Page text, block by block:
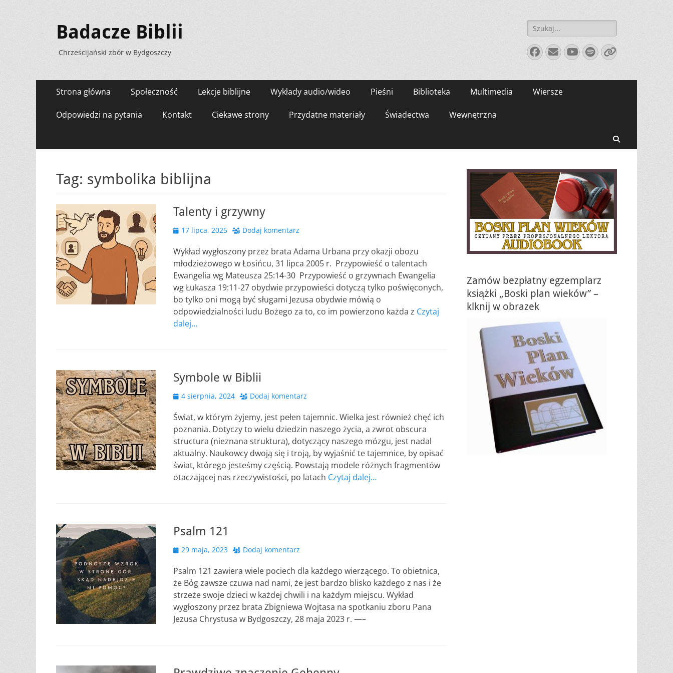
Badacze Biblii
Chrześcijański zbór w Bydgoszczy
Szukaj:
Facebook
E-
mail
YouTube
Spotify
Link
Menu
zawartości
Strona główna Społeczność Lekcje biblijne Wykłady audio/wideo Pieśni Biblioteka Multimedia Wiersze
Odpowiedzi na pytania Kontakt Ciekawe strony Przydatne materiały Świadectwa Wewnętrzna
Tag: symbolika biblijna
Talenty i grzywny
Opublikowano
17 lipca, 2025 Dodaj komentarz
Wykład wygłoszony przez brata Adama Urbana przy okazji obozu
młodzieżowego w Łosińcu, 31 lipca 2005 r. Przypowieść o talentach
Ewangelia wg Mateusza 25:14-30 Przypowieść o grzywnach Ewangelia
wg Łukasza 19:11-27 obydwie przypowieści dotyczą tylko poświęconych,
bo tylko oni mogą być sługami Jezusa obydwie mówią o
odpowiedzialności ludu Bożego za to, co im powierzono każda z Czytaj
dalej…
Symbole w Biblii
Opublikowano
4 sierpnia, 2024 Dodaj komentarz
Świat, w którym żyjemy, jest pełen tajemnic. Wielka jest również chęć ich
poznania. Dotyczy to wielu dziedzin naszego życia, a zwrot obscura
structura (nieznana struktura), dotyczący naszego mózgu, jest nadal
aktualny. Naukowcy dwoją się i troją, by wyjaśnić te tajemnice, by opisać
świat, którego jesteśmy częścią. Powstają modele różnych fragmentów
otaczającej nas rzeczywistości, po latach Czytaj dalej…
Psalm 121
Opublikowano
29 maja, 2023 Dodaj komentarz
Psalm 121 zawiera wiele pociech dla każdego wierzącego. To obietnica,
że Bóg zawsze czuwa nad nami, że jest bardzo blisko każdego z nas i że
strzeże swoje dzieci w każdej chwili i na każdym miejscu. Wykład
wygłoszony przez brata Zbigniewa Wojtasa na spotkaniu zboru Pana
Jezusa Chrystusa w Bydgoszczy, 28 maja 2023 r. —–
Zamów bezpłatny egzemplarz
książki „Boski plan wieków” –
klknij w obrazek